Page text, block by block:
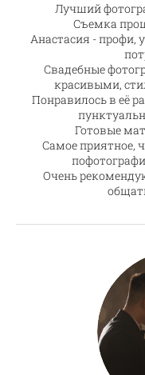
Лучший
Съемка
Анастасия - профи,
Свадебные
красивыми,
Понравилось в её
Готовые
Самое приятное,
Очень